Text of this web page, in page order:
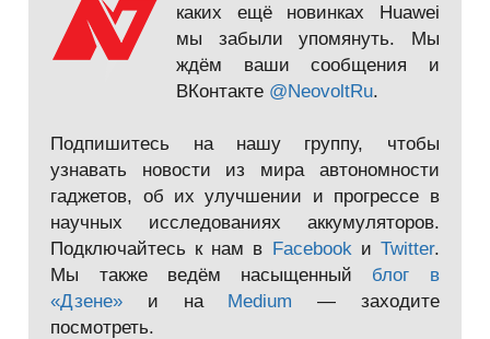
каких ещё новинках Huawei
мы забыли упомянуть. Мы
ждём ваши сообщения и
ВКонтакте @NeovoltRu.
Подпишитесь на нашу группу, чтобы
узнавать новости из мира автономности
гаджетов, об их улучшении и прогрессе в
научных исследованиях аккумуляторов.
Подключайтесь к нам в Facebook и Twitter.
Мы также ведём насыщенный блог в
«Дзене» и на Medium — заходите
посмотреть.